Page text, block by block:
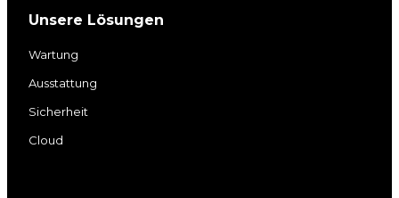
k
e
n
t
a
a
T
e
Unsere Lösungen
Wartung
Ausstattung
Sicherheit
Cloud